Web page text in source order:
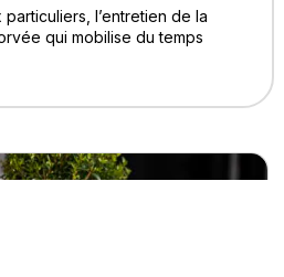
l’entretien de la
qui mobilise du temps